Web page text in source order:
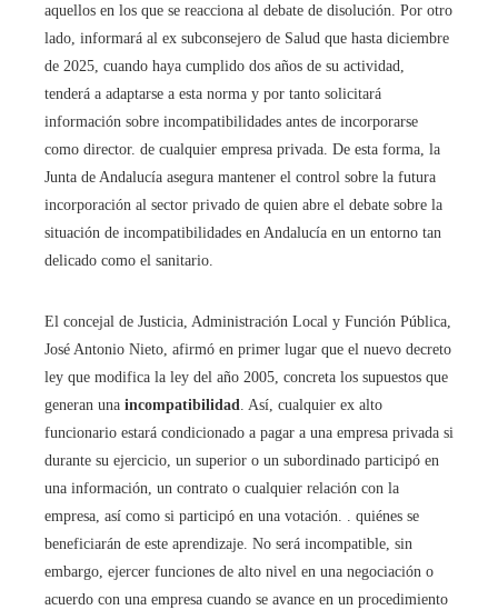
aquellos en los que se reacciona al debate de disolución. Por otro
lado, informará al ex subconsejero de Salud que hasta diciembre
de 2025, cuando haya cumplido dos años de su actividad,
tenderá a adaptarse a esta norma y por tanto solicitará
información sobre incompatibilidades antes de incorporarse
como director. de cualquier empresa privada. De esta forma, la
Junta de Andalucía asegura mantener el control sobre la futura
incorporación al sector privado de quien abre el debate sobre la
situación de incompatibilidades en Andalucía en un entorno tan
delicado como el sanitario.
El concejal de Justicia, Administración Local y Función Pública,
José Antonio Nieto, afirmó en primer lugar que el nuevo decreto
ley que modifica la ley del año 2005, concreta los supuestos que
generan una incompatibilidad
. Así, cualquier ex alto
funcionario estará condicionado a pagar a una empresa privada si
durante su ejercicio, un superior o un subordinado participó en
una información, un contrato o cualquier relación con la
empresa, así como si participó en una votación. . quiénes se
beneficiarán de este aprendizaje. No será incompatible, sin
embargo, ejercer funciones de alto nivel en una negociación o
acuerdo con una empresa cuando se avance en un procedimiento